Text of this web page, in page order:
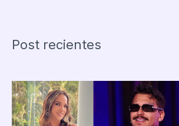
pide
boliviano
Gabriel
Villamil
Post recientes